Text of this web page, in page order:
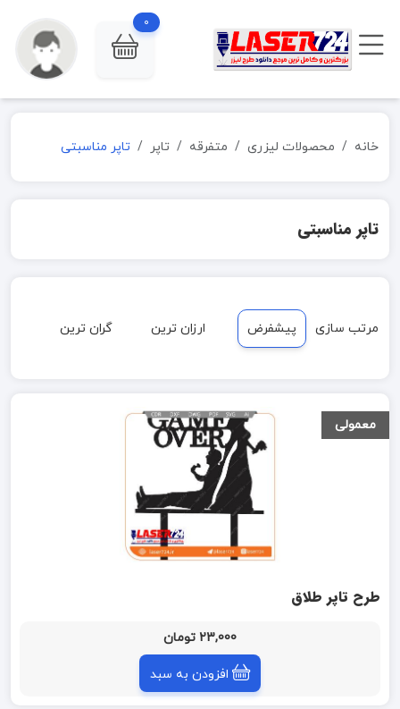
0
خانه محصولات لیزری متفرقه تاپر تاپر مناسبتی
تاپر مناسبتی
مرتب سازی پیشفرض ارزان ترین گران ترین
معمولی
طرح تاپر طلاق
23,000 تومان
افزودن به سبد